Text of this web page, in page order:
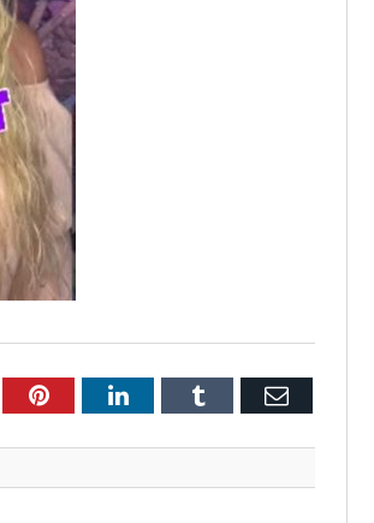
PinterestLinkedInTumblr E-